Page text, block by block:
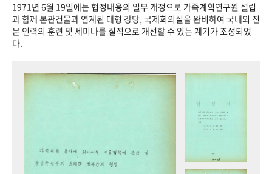
VR 역사관
1971년 6월 19일에는 협정내용의 일부 개정으로 가족계획연구원 설립
과 함께 본관건물과 연계된 대형 강당, 국제회의실을 완비하여 국내외 전
문 인력의 훈련 및 세미나를 질적으로 개선할 수 있는 계기가 조성되었
다.